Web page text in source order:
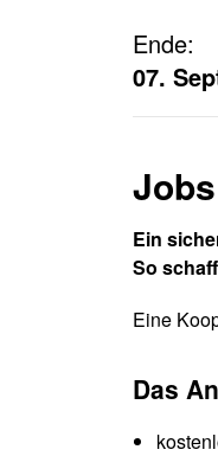
Ende:
07.
Ein
So
Eine
Das